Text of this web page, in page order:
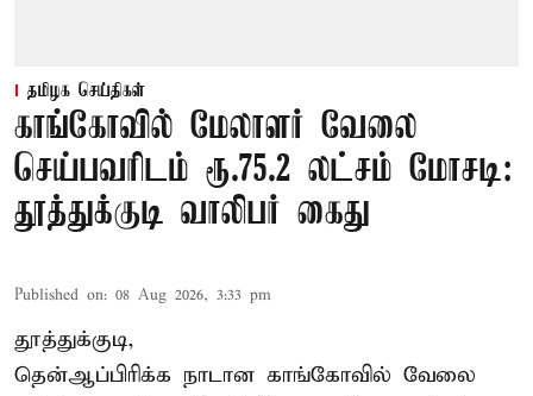
தமிழக செய்திகள்
காங்கோவில் மேலாளர் வேலை
செய்பவரிடம் ரூ.75.2 லட்சம் மோசடி:
தூத்துக்குடி வாலிபர் கைது
Published on: 08 Aug 2026, 3:33 pm
தூத்துக்குடி,
தென்ஆப்பிரிக்க நாடான காங்கோவில் வேலை